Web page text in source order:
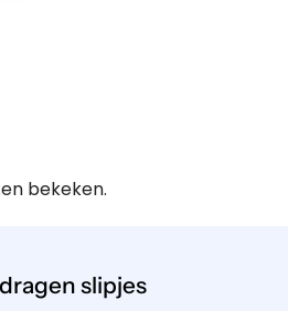
bekeken.
slipjes